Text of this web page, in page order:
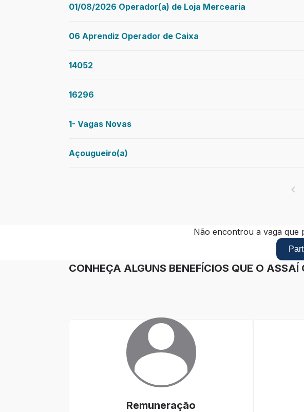
01/08/2026 Operador(a) de Loja Mercearia
06 Aprendiz Operador de Caixa
14052
16296
1- Vagas Novas
Açougueiro(a)
Não encontrou a vaga que
CONHEÇA ALGUNS BENEFÍCIOS QUE O ASSAÍ
Remuneração